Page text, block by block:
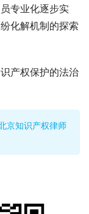
专业化逐步实
化解机制的探索
产权保护的法治
京知识产权律师